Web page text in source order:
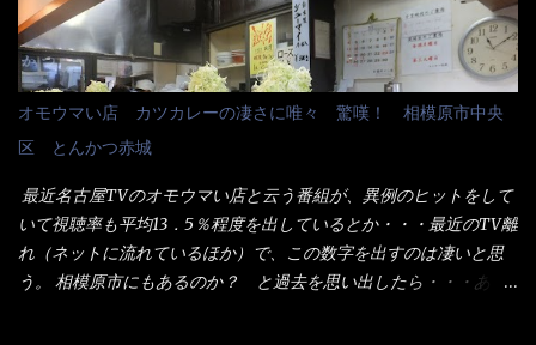
と湯が注がれていたら食べ進むうちに、麺が伸びてしまうだろ
う。 これなら茹で上がった直後のままで、食べ進められるじゃな
いか！ 別皿で、葱と天かすを満タンに用意して、山葵も2つ。 そ
れに湯が無い利点として、汁が薄まらない！ これだよ、こ
れ！！ 湯があると、うどんと共に汁の方へ湯までも入ってしま
う。つまりラーメンの麺にスープが絡む現象ですな。 結局、伸び
ずに汁も薄らむこともなく・・最後の方で＜だし汁＞を少し追加
しました。 腹イッパイだけど、得サイズは全てお腹の中へ収まっ
たし満足達成度100％ 苦しいと云う事も無いな！ まだ鶏天1個位
は入りそうだね。 と云う事で、今回＜釜揚げうどんの湯無し＞を
試したら、確...
パリ） まぁ～この慣習が残っているのは、官公庁や超大手企業戦
士（昇進目的）などの世界でしょう。 要は、ゴマスリ・・・てな
感じかな。 丸亀製麺と云えば、大阪誕生→全国区（北海道と沖縄
は？）へ広がった、讃岐饂飩チェーン店大手といっても過言では
無いでしょう。 各店舗で、毎日饂飩を打っているので饂飩好きの
方には店舗に寄って違う！と云う人も居るらしい・・ そんな大手
讃岐饂飩チェーン店と関係があるのか？ 箱詰め乾麺！ このパッ
ケージからすれば、間違いなく贈答用目的でしょう。 そんな贈答
用箱詰め饂飩・・・またもやメガドンキで発見し購入！ 中身は、
この様な状態です。 乾麺の束が6束／一パックになっており、それ
オモウマい店 カツカレーの凄さに唯々 驚嘆！ 相模原市中央
区 とんかつ赤城
最近名古屋TVのオモウマい店と云う番組が、異例のヒットをして
いて視聴率も平均13．5％程度を出しているとか・・・最近のTV離
れ（ネットに流れているほか）で、この数字を出すのは凄いと思
う。 相模原市にもあるのか？ と過去を思い出したら・・・あっ